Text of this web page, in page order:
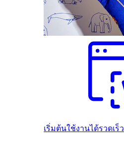
เริ่มต้นใช้งานได้รวดเร็ว